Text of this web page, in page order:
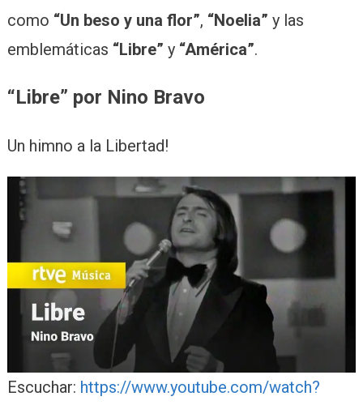
como “Un beso y una flor”, “Noelia” y las
emblemáticas “Libre” y“América”.
“Libre” por Nino Bravo
Un himno a la Libertad!
Escuchar: https://www.youtube.com/watch?